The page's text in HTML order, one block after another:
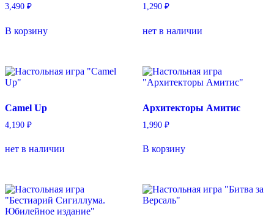
3,490 ₽
В корзину
1,290 ₽
нет в наличии
Camel Up
4,190 ₽
нет в наличии
Архитекторы Амитис
1,990 ₽
В корзину